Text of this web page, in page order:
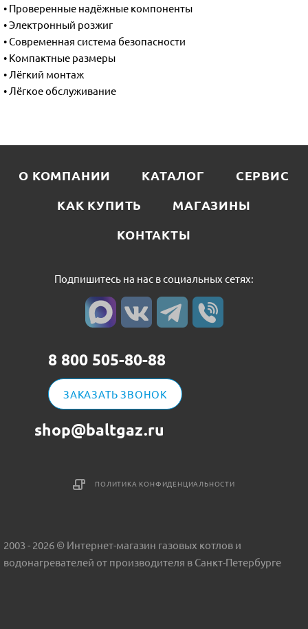
• Проверенные надёжные компоненты
• Электронный розжиг
• Современная система безопасности
• Компактные размеры
• Лёгкий монтаж
• Лёгкое обслуживание
О КОМПАНИИ КАТАЛОГ
СЕРВИС
КАК КУПИТЬ
МАГАЗИНЫ
КОНТАКТЫ
Подпишитесь на нас в социальных сетях:
8 800 505-80-88
ЗАКАЗАТЬ ЗВОНОК
shop@baltgaz.ru
ПОЛИТИКА КОНФИДЕНЦИАЛЬНОСТИ
2003 - 2026 © Интернет-магазин газовых котлов и
водонагревателей от производителя в Санкт-Петербурге